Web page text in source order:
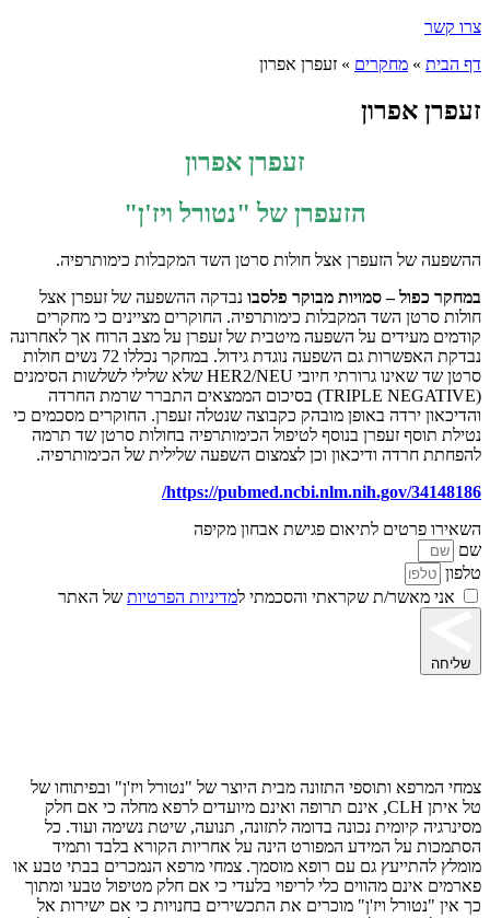
צרו קשר
דף הבית » מחקרים » זעפרן אפרון
זעפרן אפרון
זעפרן אפרון
הזעפרן של "נטורל ויז'ן"
ההשפעה של הזעפרן אצל חולות סרטן השד המקבלות כימותרפיה.
במחקר כפול – סמויות מבוקר פלסבו נבדקה ההשפעה של זעפרן אצל
חולות סרטן השד המקבלות כימותרפיה. החוקרים מציינים כי מחקרים
קודמים מעידים על השפעה מיטבית של זעפרן על מצב הרוח אך לאחרונה
נבדקת האפשרות גם השפעה נוגדת גידול. במחקר נכללו 72 נשים חולות
סרטן שד שאינו גרורתי חיובי HER2/NEU שלא שלילי לשלשות הסימנים
(TRIPLE NEGATIVE) בסיכום הממצאים התברר שרמת החרדה
והדיכאון ירדה באופן מובהק כקבוצה שנטלה זעפרן. החוקרים מסכמים כי
נטילת תוסף זעפרן בנוסף לטיפול הכימותרפיה בחולות סרטן שד תרמה
להפחתת חרדה ודיכאון וכן לצמצום השפעה שלילית של הכימותרפיה.
https://pubmed.ncbi.nlm.nih.gov/34148186
/
השאירו פרטים לתיאום פגישת אבחון מקיפה
שם
טלפון
אני מאשר/ת שקראתי והסכמתי למדיניות הפרטיות של האתר
שליחה
צמחי המרפא ותוספי התזונה מבית היוצר של "נטורל ויז'ן" ובפיתוחו של
טל איתן CLH, אינם תרופה ואינם מיועדים לרפא מחלה כי אם חלק
מסינרגיה קיומית נכונה בדומה לתזונה, תנועה, שיטת נשימה ועוד. כל
הסתמכות על המידע המפורט הינה על אחריות הקורא בלבד ותמיד
מומלץ להתייעץ גם עם רופא מוסמך. צמחי מרפא הנמכרים בבתי טבע או
פארמים אינם מהווים כלי לריפוי בלעדי כי אם חלק מטיפול טבעי ומתוך
כך אין "נטורל ויז'ן" מוכרים את התכשירים בחנויות כי אם ישירות אל